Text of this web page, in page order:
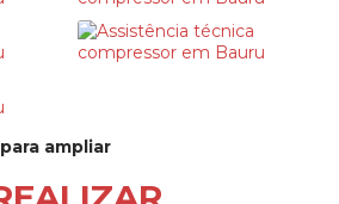
ampliar